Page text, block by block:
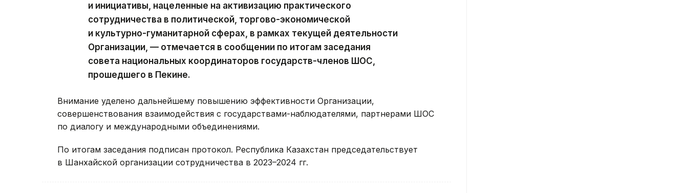
и инициативы, нацеленные на активизацию практического
сотрудничества в политической, торгово-экономической
и культурно-гуманитарной сферах, в рамках текущей деятельности
Организации, — отмечается в сообщении по итогам заседания
совета национальных координаторов государств-членов ШОС,
прошедшего в Пекине.
Внимание уделено дальнейшему повышению эффективности Организации,
совершенствования взаимодействия с государствами-наблюдателями, партнерами ШОС
по диалогу и международными объединениями.
По итогам заседания подписан протокол. Республика Казахстан председательствует
в Шанхайской организации сотрудничества в 2023–2024 гг.